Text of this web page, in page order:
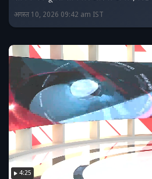
अगस्त 10, 2026 09:42 am IST
4:25